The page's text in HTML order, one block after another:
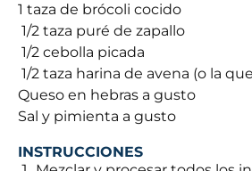
1 taza de brócoli cocido
1/2 taza puré de zapallo
1/2 cebolla picada
1/2 taza harina de avena (o la
Queso en hebras a gusto
Sal y pimienta a gusto
INSTRUCCIONES